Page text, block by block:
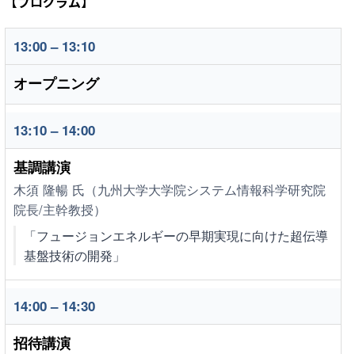
13:00 – 13:10
オープニング
13:10 – 14:00
基調講演
木須 隆暢 氏（九州大学大学院システム情報科学研究院
院長/主幹教授）
「フュージョンエネルギーの早期実現に向けた超伝導
基盤技術の開発」
14:00 – 14:30
招待講演